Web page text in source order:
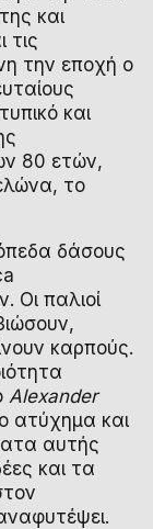
και
τις
την εποχή ο
και
80 ετών,
το
δάσους
Οι παλιοί
καρπούς.
Alexander
ατύχημα και
αυτής
και τα